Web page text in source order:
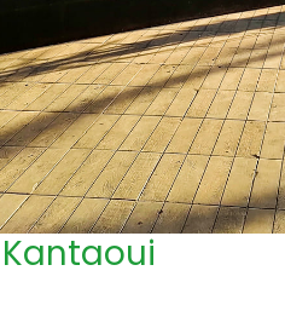
Kantaoui